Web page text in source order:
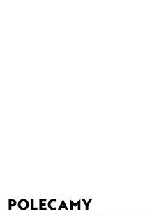
POLECAMY